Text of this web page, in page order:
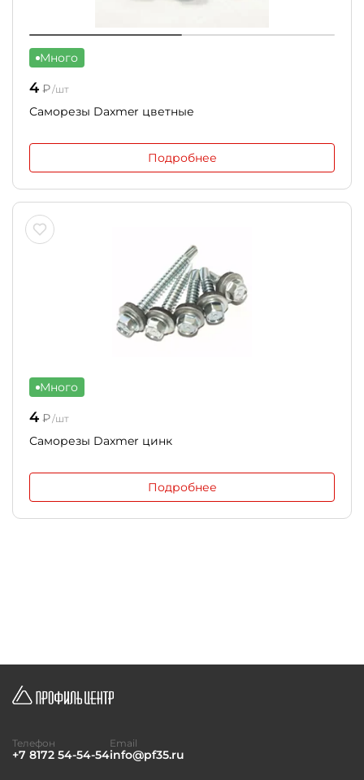
Много
4 ₽/шт
Саморезы Daxmer цветные
Подробнее
Много
4 ₽/шт
Саморезы Daxmer цинк
Подробнее
Телефон
+7 8172 54-54-54
Email
info@pf35.ru